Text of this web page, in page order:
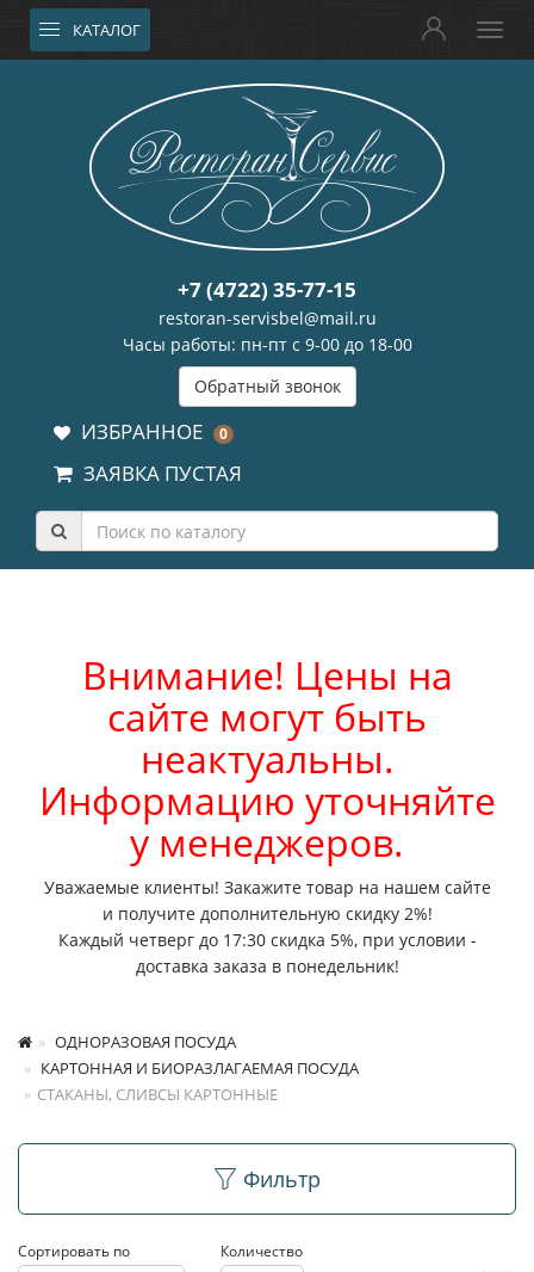
КАТАЛОГ
+7 (4722) 35-77-15
restoran-servisbel@mail.ru
Часы работы: пн-пт с 9-00 до 18-00
Обратный звонок
ИЗБРАННОЕ 0
ЗАЯВКА ПУСТАЯ
Внимание! Цены на
сайте могут быть
неактуальны.
Информацию уточняйте
у менеджеров.
Уважаемые клиенты! Закажите товар на нашем сайте
и получите дополнительную скидку 2%!
Каждый четверг до 17:30 скидка 5%, при условии -
доставка заказа в понедельник!
ОДНОРАЗОВАЯ ПОСУДА
КАРТОННАЯ И БИОРАЗЛАГАЕМАЯ ПОСУДА
СТАКАНЫ, СЛИВСЫ КАРТОННЫЕ
Стаканы, сливсы
картонные
Фильтр
Сортировать по
Количество